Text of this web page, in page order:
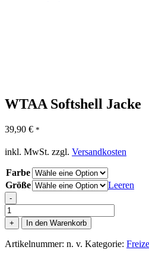
WTAA Softshell Jacke
39,90 € *
inkl. MwSt. zzgl. Versandkosten
Farbe
Größe
Leeren
-
WTAA
Softshell
Jacke
Menge
+ In den Warenkorb
Artikelnummer: n. v. Kategorie: